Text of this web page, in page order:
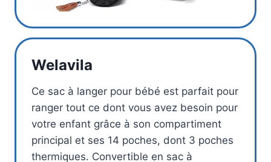
Welavila
Ce sac à langer pour bébé est parfait pour
ranger tout ce dont vous avez besoin pour
votre enfant grâce à son compartiment
principal et ses 14 poches, dont 3 poches
thermiques. Convertible en sac à